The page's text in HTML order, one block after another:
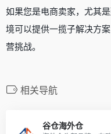
如果您是电商卖家，尤其
境可以提供一揽子解决方
营挑战。
相关导航
谷仓海外仓